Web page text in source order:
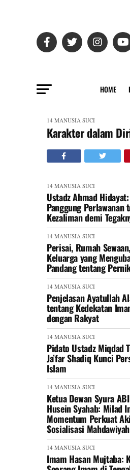
HOME
14 MANUSIA SUCI
Karakter dalam
14 MANUSIA SUCI
Ustadz Ahmad
Panggung Perlawanan
Kezaliman demi
14 MANUSIA SUCI
Perisai, Rumah
Keluarga yang
Pandang tentang
14 MANUSIA SUCI
Penjelasan Ayatullah
tentang Kedekatan
dengan Rakyat
14 MANUSIA SUCI
Pidato Ustadz Miqdad
Ja’far Shadiq Kunci
Islam
14 MANUSIA SUCI
Ketua Dewan Syura
Husein Syahab: Milad
Momentum Perkuat
Sosialisasi Mahdawiyah
14 MANUSIA SUCI
Imam Hasan Mujtaba: